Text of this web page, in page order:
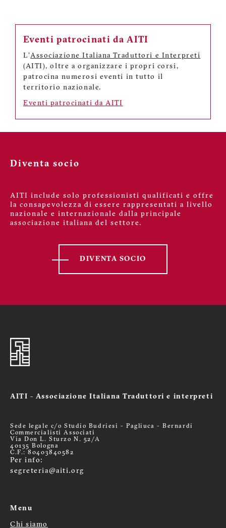
Eventi patrocinati da AITI
L'Associazione Italiana Traduttori e Interpreti
(AITI), oltre a organizzare i propri corsi,
patrocina numerosi eventi in tutto il
territorio nazionale.
Eventi patrocinati da AITI
Diventa socio
AITI include solo professionisti qualificati e offre
la consapevolezza di essere rappresentati a livello
nazionale e internazionale dalla principale
associazione italiana del settore.
DIVENTA SOCIO
AITI - Associazione Italiana Traduttori e interpreti
Sede legale c/o Studio Budriesi - Pagliuca - Bernardi
Commercialisti Associati
Via Don L. Sturzo N. 52/A
40135 Bologna
C.F.: 80403840582
Per info:
segreteria@aiti.org
Menu
Chi siamo